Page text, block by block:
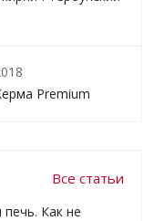
Premium
Все статьи
Как не